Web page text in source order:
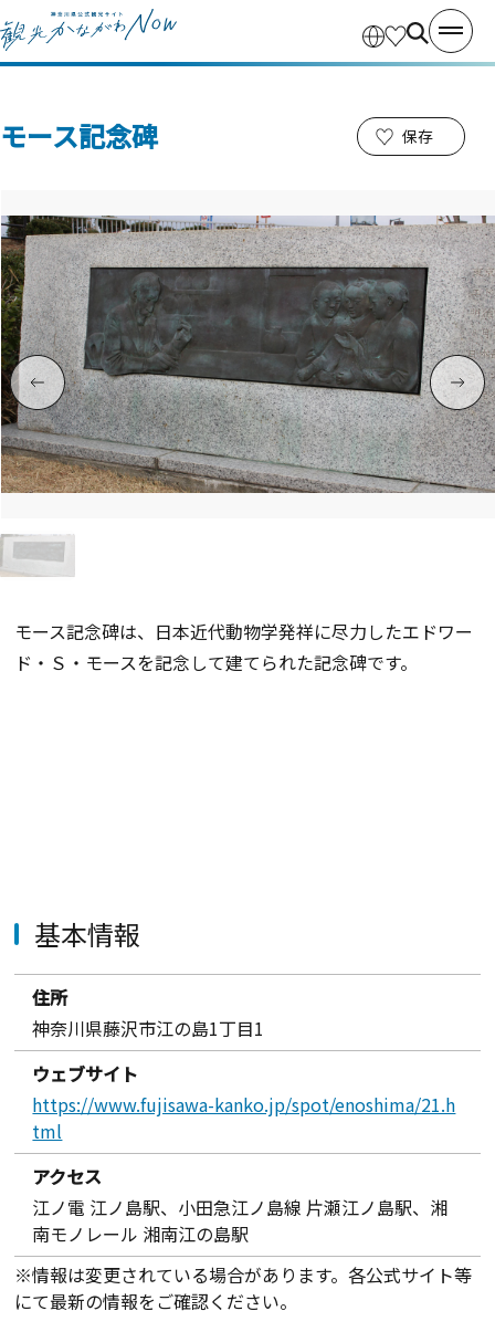
モース記念碑 保存
モース記念碑は、日本近代動物学発祥に尽力したエドワー
ド・Ｓ・モースを記念して建てられた記念碑です。
基本情報
住所
神奈川県藤沢市江の島1丁目1
ウェブサイト
https://www.fujisawa-kanko.jp/spot/enoshima/21.h
tml
アクセス
江ノ電 江ノ島駅、小田急江ノ島線 片瀬江ノ島駅、湘
南モノレール 湘南江の島駅
※情報は変更されている場合があります。各公式サイト等
にて最新の情報をご確認ください。